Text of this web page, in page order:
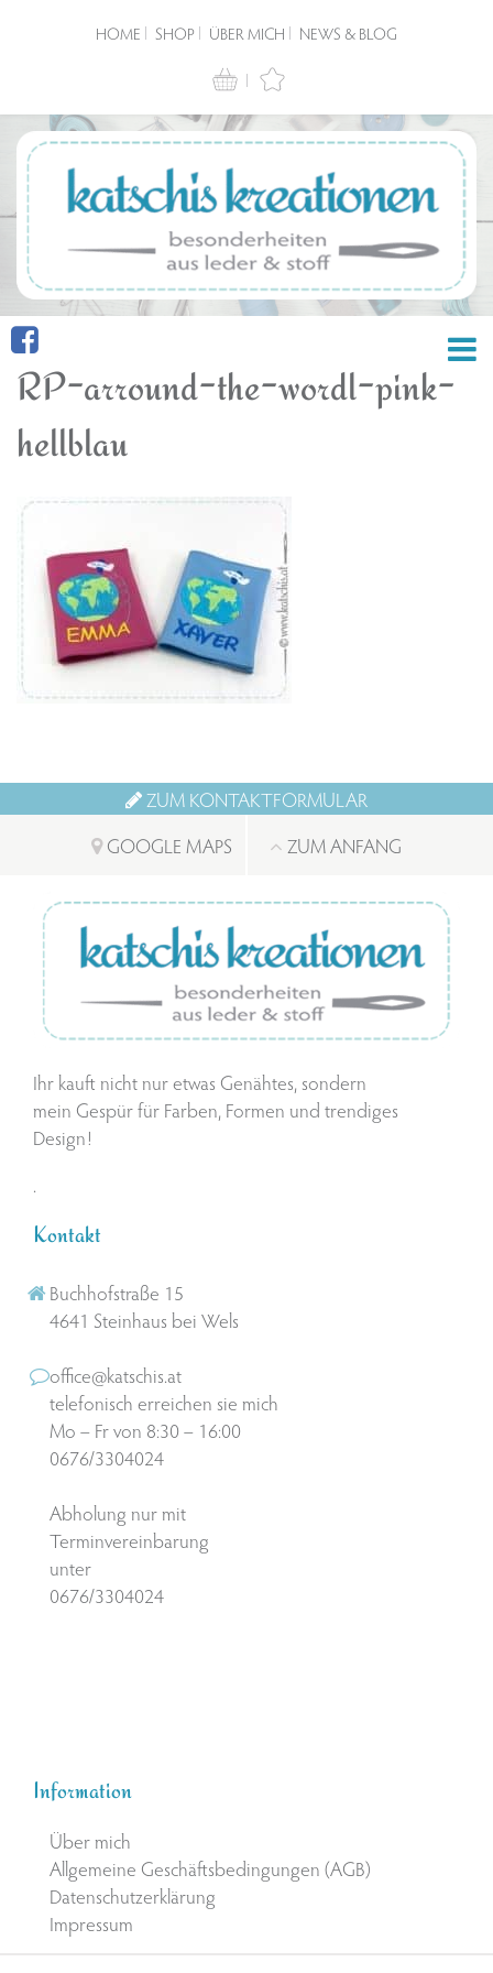
HOME SHOP ÜBER MICH NEWS & BLOG
RP-arround-the-wordl-pink-
hellblau
ZUM KONTAKTFORMULAR
GOOGLE MAPS
ZUM ANFANG
Ihr kauft nicht nur etwas Genähtes, sondern
mein Gespür für Farben, Formen und trendiges
Design!
.
Kontakt
Buchhofstraße 15
4641 Steinhaus bei Wels
office@katschis.at
telefonisch erreichen sie mich
Mo – Fr von 8:30 – 16:00
0676/3304024
Abholung nur mit
Terminvereinbarung
unter
0676/3304024
Information
Über mich
Allgemeine Geschäftsbedingungen (AGB)
Datenschutzerklärung
Impressum